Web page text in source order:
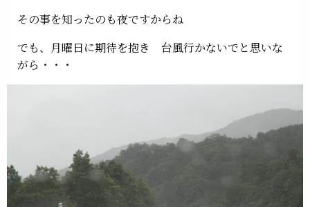
その事を知ったのも夜ですからね
でも、月曜日に期待を抱き 台風行かないでと思いな
がら・・・